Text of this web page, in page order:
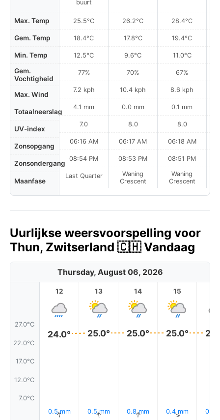
Max. Temp
Gem. Temp
Min. Temp
Gem.
Vochtigheid
Max. Wind
Totaalneerslag
UV-index
Zonsopgang
Zonsondergang
Maanfase
buurt
25.5°C
18.4°C
12.5°C
77%
7.2 kph
4.1 mm
7.0
06:16 AM
08:54 PM
Last Quarter
26.2°C
17.8°C
9.6°C
70%
10.4 kph
0.0 mm
8.0
06:17 AM
08:53 PM
Waning
Crescent
28.4°C
19.4°C
11.0°C
67%
8.6 kph
0.1 mm
8.0
06:18 AM
08:51 PM
Waning
Crescent
Uurlijkse weersvoorspelling voor
Thun, Zwitserland 🇨🇭 Vandaag
Thursday, August 06, 2026
27.0°C
22.0°C
17.0°C
12.0°C
7.0°C
12
24.0°
0.5 mm
↑
13
25.0°
0.5 mm
↑
14
25.0°
0.8 mm
↑
15
25.0°
0.4 mm
↑ 0.4